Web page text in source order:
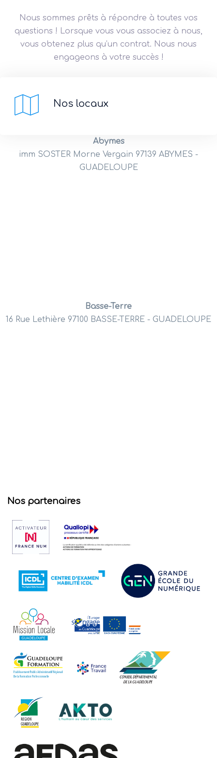
Nous sommes prêts à répondre à toutes vos
questions ! Lorsque vous vous associez à nous,
vous obtenez plus qu’un contrat. Nous nous
engageons à votre succès !
Nos locaux
Abymes
imm SOSTER Morne Vergain 97139 ABYMES -
GUADELOUPE
Basse-Terre
16 Rue Lethière 97100 BASSE-TERRE - GUADELOUPE
Nos partenaires